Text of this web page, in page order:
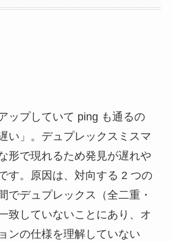
ップしていて ping も通るの
い」。デュプレックスミスマ
形で現れるため発見が遅れや
す。原因は、対向する 2 つの
でデュプレックス（全二重・
致していないことにあり、オ
ンの仕様を理解していない